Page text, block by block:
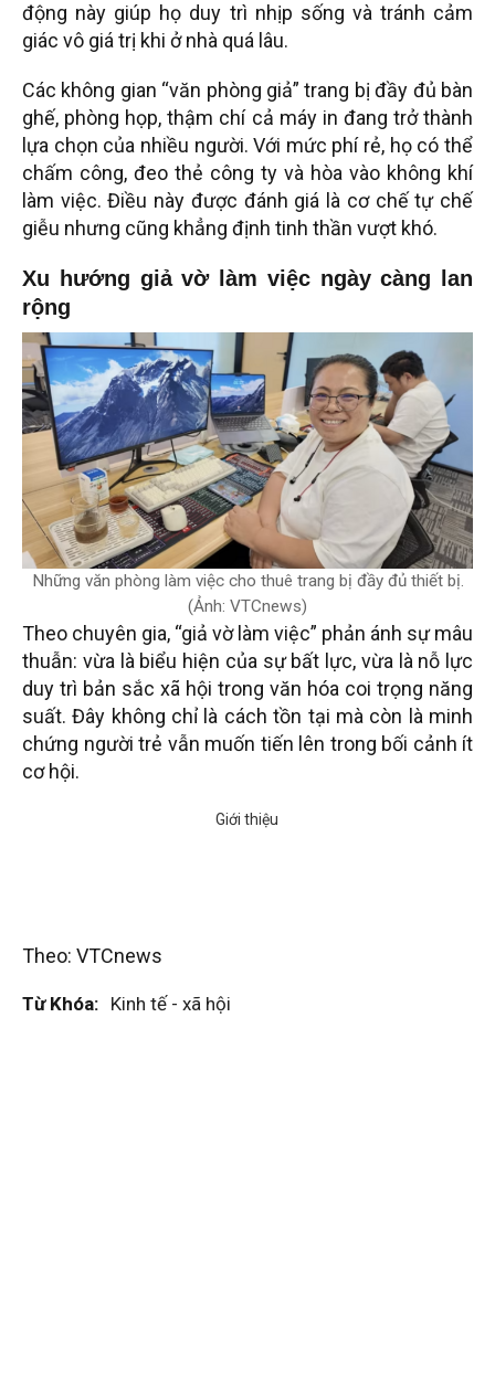
động này giúp họ duy trì nhịp sống và tránh cảm
giác vô giá trị khi ở nhà quá lâu.
Các không gian “văn phòng giả” trang bị đầy đủ bàn
ghế, phòng họp, thậm chí cả máy in đang trở thành
lựa chọn của nhiều người. Với mức phí rẻ, họ có thể
chấm công, đeo thẻ công ty và hòa vào không khí
làm việc. Điều này được đánh giá là cơ chế tự chế
giễu nhưng cũng khẳng định tinh thần vượt khó.
Xu hướng giả vờ làm việc ngày càng lan
rộng
Những văn phòng làm việc cho thuê trang bị đầy đủ thiết bị.
(Ảnh: VTCnews)
Theo chuyên gia, “giả vờ làm việc” phản ánh sự mâu
thuẫn: vừa là biểu hiện của sự bất lực, vừa là nỗ lực
duy trì bản sắc xã hội trong văn hóa coi trọng năng
suất. Đây không chỉ là cách tồn tại mà còn là minh
chứng người trẻ vẫn muốn tiến lên trong bối cảnh ít
cơ hội.
Theo: VTCnews
Từ Khóa: Kinh tế - xã hội